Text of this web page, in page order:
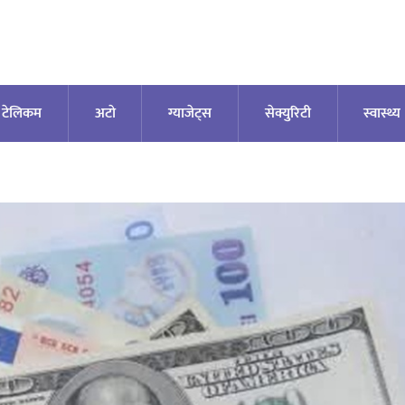
टेलिकम अटाे ग्याजेट्स सेक्युरिटी स्वास्थ्य